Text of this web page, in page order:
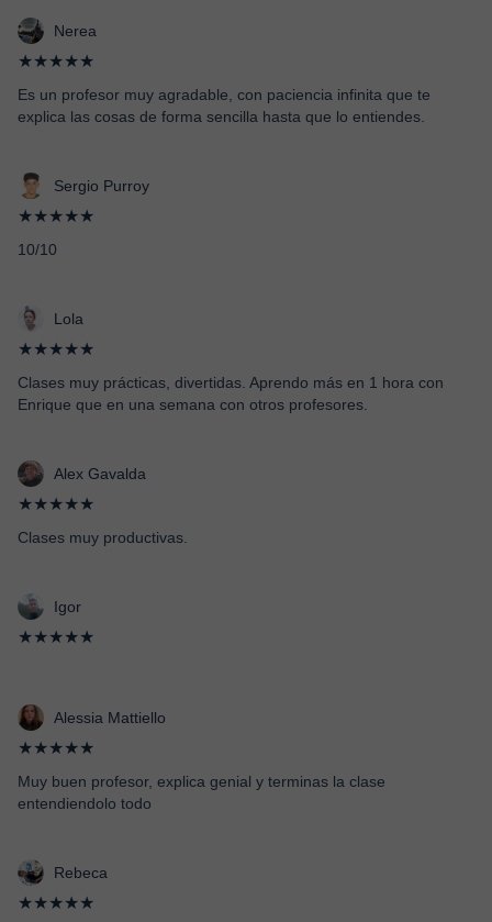
Nerea
★★★★★
Es un profesor muy agradable, con paciencia infinita que te
explica las cosas de forma sencilla hasta que lo entiendes.
Sergio Purroy
★★★★★
10/10
Lola
★★★★★
Clases muy prácticas, divertidas. Aprendo más en 1 hora con
Enrique que en una semana con otros profesores.
Alex Gavalda
★★★★★
Clases muy productivas.
Igor
★★★★★
Alessia Mattiello
★★★★★
Muy buen profesor, explica genial y terminas la clase
entendiendolo todo
Rebeca
★★★★★